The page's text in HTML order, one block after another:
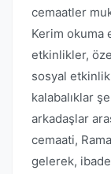
cemaatler
Kerim okuma
etkinlikler,
sosyal
kalabalıklar
arkadaşlar
cemaati,
gelerek,